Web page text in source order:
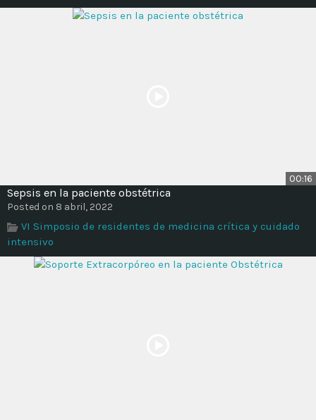
00:16
Sepsis en la paciente obstétrica
Posted on 8 abril, 2022
VI Simposio de residentes de medicina crítica y cuidado
intensivo